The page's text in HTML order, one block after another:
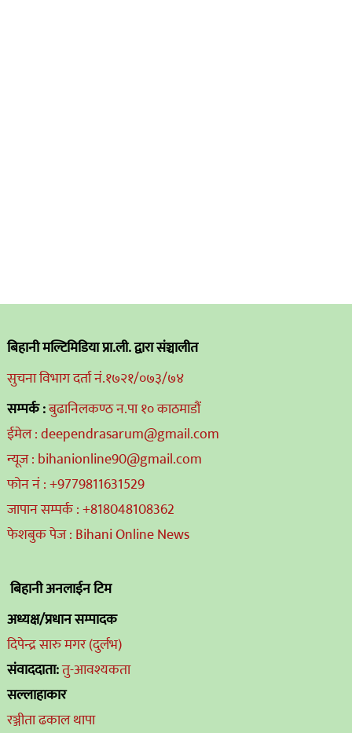
बिहानी मल्टिमिडिया प्रा.ली. द्वारा संञ्चालीत
सुचना विभाग दर्ता नं.१७२१/०७३/७४
सम्पर्क :बुढानिलकण्ठ न.पा १० काठमाडौं
ईमेल : deependrasarum@gmail.com
न्यूज : bihanionline90@gmail.com
फोन नं : +9779811631529
जापान सम्पर्क : +818048108362
फेशबुक पेज : Bihani Online News
बिहानी अनलाईन टिम
अध्यक्ष/प्रधान सम्पादक
दिपेन्द्र सारु मगर (दुर्लभ)
संवाददाता:तु-आवश्यकता
सल्लाहाकार
रञ्जीता ढकाल थापा